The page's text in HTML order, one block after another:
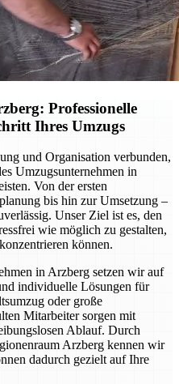
Professionelle
Ihres Umzugs
und Organisation verbunden,
Umzugsunternehmen in
Von der ersten
bis hin zur Umsetzung –
Unser Ziel ist es, den
wie möglich zu gestalten,
können.
in Arzberg setzen wir auf
individuelle Lösungen für
oder große
Mitarbeiter sorgen mit
Ablauf. Durch
Arzberg kennen wir
dadurch gezielt auf Ihre